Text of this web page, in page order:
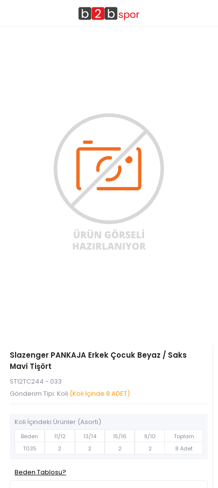
Slazenger PANKAJA Erkek Çocuk Beyaz / Saks
Mavi Tişört
ST12TC244 - 033
Gönderim Tipi: Koli (Koli İçinde 8 ADET)
Koli İçindeki Ürünler (Asorti)
Beden 11/12 13/14 15/16 9/10
Toplam
T035
2 2 2 2 8 Adet
Beden Tablosu?